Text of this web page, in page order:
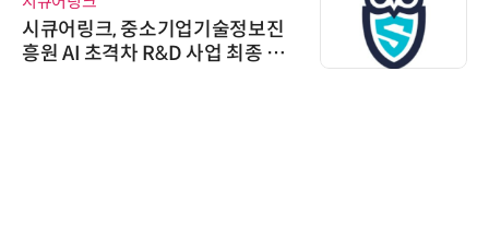
시큐어링크, 중소기업기술정보진
흥원 AI 초격차 R&D 사업 최종 선